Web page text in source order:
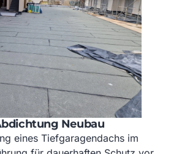
Neubau
eines Tiefgaragendachs im